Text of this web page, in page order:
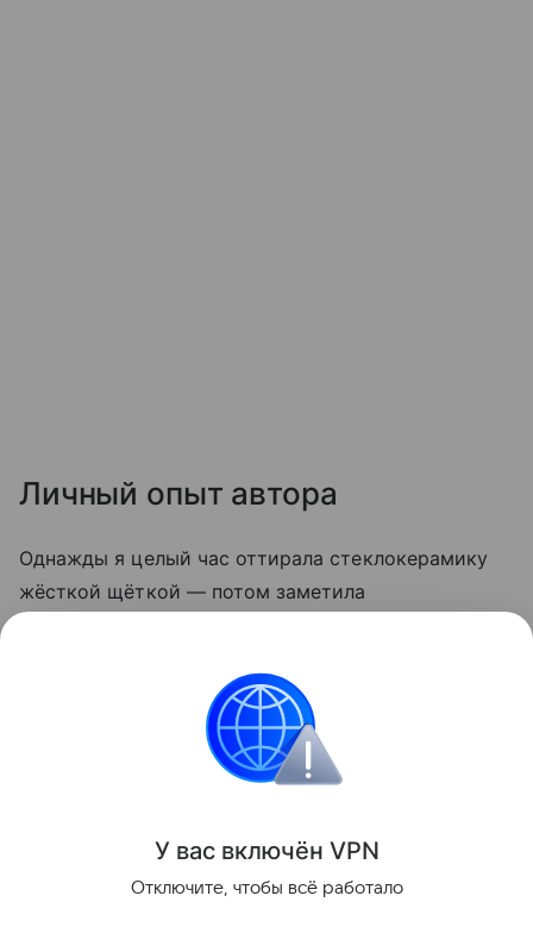
Личный опыт автора
Однажды я целый час оттирала стеклокерамику
жёсткой щёткой — потом заметила
стороной губки и содой. Теперь плита выглядит
опрятно даже после самых «бурных» блюд.
У вас включён VPN
Отключите, чтобы всё работало